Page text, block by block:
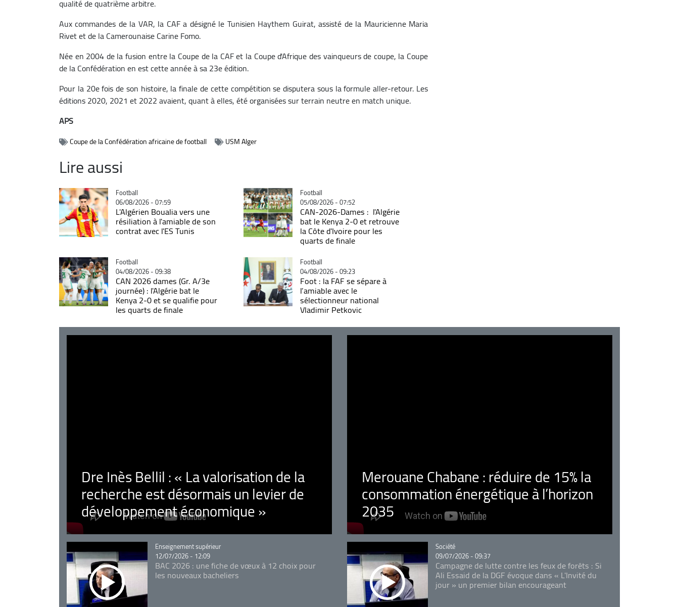
qualité de quatrième arbitre.
Aux commandes de la VAR, la CAF a désigné le Tunisien Haythem Guirat, assisté de la Mauricienne Maria
Rivet et de la Camerounaise Carine Fomo.
Née en 2004 de la fusion entre la Coupe de la CAF et la Coupe d'Afrique des vainqueurs de coupe, la Coupe
de la Confédération en est cette année à sa 23e édition.
Pour la 20e fois de son histoire, la finale de cette compétition se disputera sous la formule aller-retour. Les
éditions 2020, 2021 et 2022 avaient, quant à elles, été organisées sur terrain neutre en match unique.
APS
Coupe de la Confédération africaine de football USM Alger
Lire aussi
Catégorie
Football
06/08/2026 - 07:59
L'Algérien Boualia vers une
résiliation à l'amiable de son
contrat avec l'ES Tunis
Catégorie
Football
05/08/2026 - 07:52
CAN-2026-Dames : l'Algérie
bat le Kenya 2-0 et retrouve
la Côte d'Ivoire pour les
quarts de finale
Catégorie
Football
04/08/2026 - 09:38
CAN 2026 dames (Gr. A/3e
journée) : l'Algérie bat le
Kenya 2-0 et se qualifie pour
les quarts de finale
Catégorie
Football
04/08/2026 - 09:23
Foot : la FAF se sépare à
l’amiable avec le
sélectionneur national
Vladimir Petkovic
Dre Inès Bellil : « La valorisation de la
recherche est désormais un levier de
développement économique »
Merouane Chabane : réduire de 15% la
consommation énergétique à l’horizon
2035
Catégorie
Enseignement supérieur
12/07/2026 - 12:09
BAC 2026 : une fiche de vœux à 12 choix pour
les nouveaux bacheliers
Catégorie
Société
09/07/2026 - 09:37
Campagne de lutte contre les feux de forêts : Si
Ali Essaid de la DGF évoque dans « L'Invité du
jour » un premier bilan encourageant